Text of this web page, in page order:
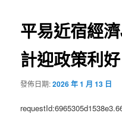
平易近宿經
計迎政策利
發佈日期:2026 年 1 月 13 日